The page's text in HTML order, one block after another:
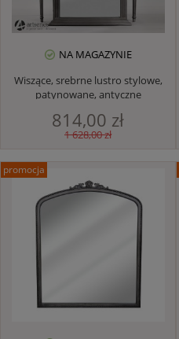
NA MAGAZYNIE
Wiszące, srebrne lustro stylowe,
patynowane, antyczne
814,00 zł
1 628,00 zł
promocja